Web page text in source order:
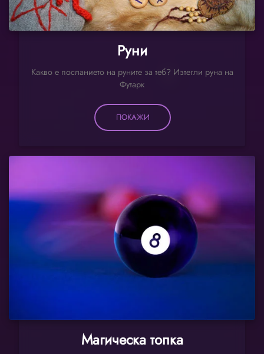
Руни
Какво е посланието на руните за теб? Изтегли руна на
Футарк
ПОКАЖИ
Магическа топка